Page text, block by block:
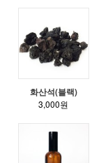
화산석(블랙)
3,000원